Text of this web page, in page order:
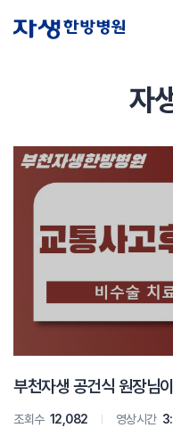
추천 검색어 #초음파약침
#추나요법
자
부천자생 공건식 원장님
조회수 12,082 영상시간